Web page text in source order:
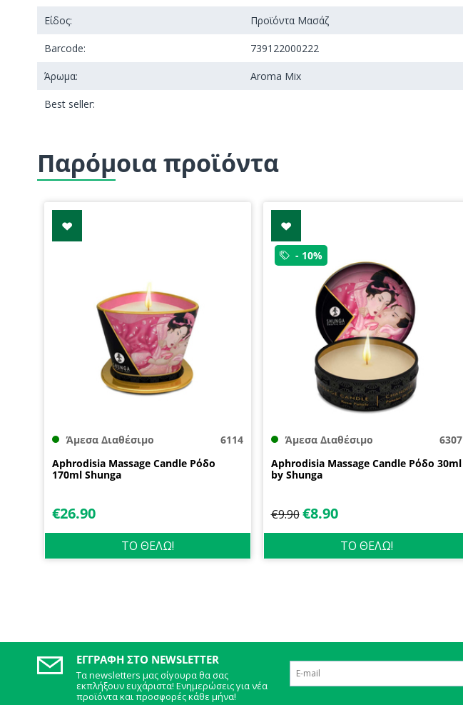
Είδος: Προϊόντα Μασάζ
Barcode: 739122000222
Άρωμα: Aroma Mix
Best seller:
Παρόμοια προϊόντα
Άμεσα Διαθέσιμο
6114
Aphrodisia Massage Candle Ρόδο
170ml Shunga
€26.90
ΤΟ ΘΕΛΩ!
- 10%
Άμεσα Διαθέσιμο
6307
Aphrodisia Massage Candle Ρόδο 30ml
by Shunga
€9.90 €8.90
ΤΟ ΘΕΛΩ!
ΕΓΓΡΑΦΉ ΣΤΟ NEWSLETTER
Τα newsletters μας σίγουρα θα σας
εκπλήξουν ευχάριστα! Ενημερώσεις για νέα
προϊόντα και προσφορές κάθε μήνα!